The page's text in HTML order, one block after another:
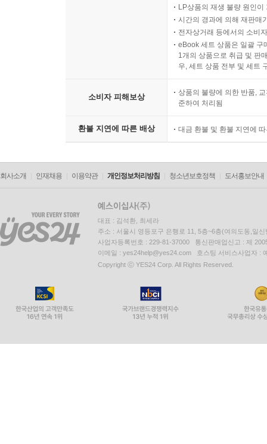
LP상품의 재생 불량 원인
시간의 경과에 의해 재판매
전자상거래 등에서의 소비
eBook 세트 상품은 일괄 구
1개의 상품으로 취급 및 판
우, 세트 상품 전부 및 세트
소비자 피해보상
상품의 불량에 의한 반품,
준하여 처리됨
환불 지연에 따른 배상 대금 환불 및 환불 지연에
회사소개 인재채용 이용약관 개인정보처리방침 청소년보호정책 도서홍보안내
대표 : 김석환, 최세라
주소 : 서울시 영등포구 은행로 11, 5층~6층(여의도동,일신
사업자등록번호 : 229-81-37000 통신판매업신고 : 제
이메일 : yes24help@yes24.com 호스팅 서비스사업자 :
Copyright ⓒ YES24 Corp. All Rights Reserved.